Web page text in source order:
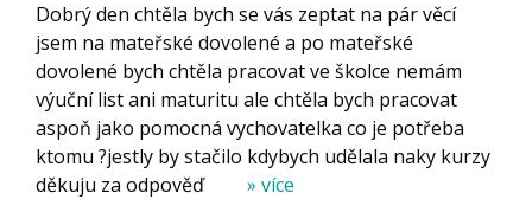
Dobrý den chtěla bych se vás zeptat na pár věcí
jsem na mateřské dovolené a po mateřské
dovolené bych chtěla pracovat ve školce nemám
výuční list ani maturitu ale chtěla bych pracovat
aspoň jako pomocná vychovatelka co je potřeba
ktomu ?jestly by stačilo kdybych udělala naky kurzy
děkuju za odpověď
» více